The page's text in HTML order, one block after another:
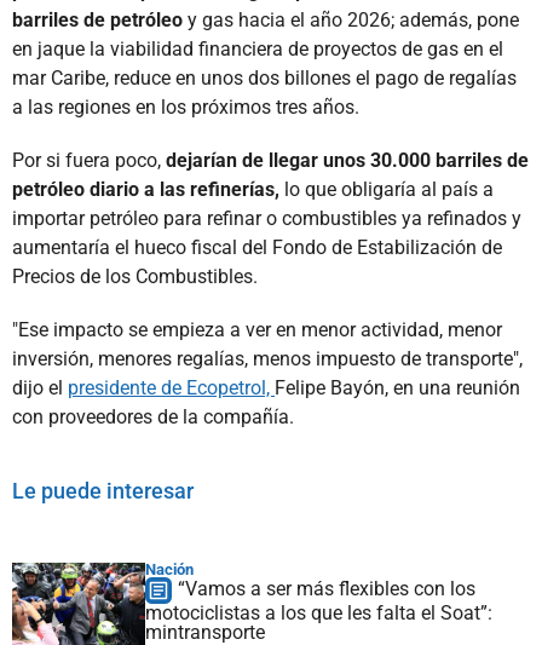
barriles de petróleo y gas hacia el año 2026; además, pone
en jaque la viabilidad financiera de proyectos de gas en el
mar Caribe, reduce en unos dos billones el pago de regalías
a las regiones en los próximos tres años.
Por si fuera poco, dejarían de llegar unos 30.000 barriles de
petróleo diario a las refinerías, lo que obligaría al país a
importar petróleo para refinar o combustibles ya refinados y
aumentaría el hueco fiscal del Fondo de Estabilización de
Precios de los Combustibles.
"Ese impacto se empieza a ver en menor actividad, menor
inversión, menores regalías, menos impuesto de transporte",
dijo el presidente de Ecopetrol, Felipe Bayón, en una reunión
con proveedores de la compañía.
Le puede interesar
Nación
“Vamos a ser más flexibles con los
motociclistas a los que les falta el Soat”:
mintransporte